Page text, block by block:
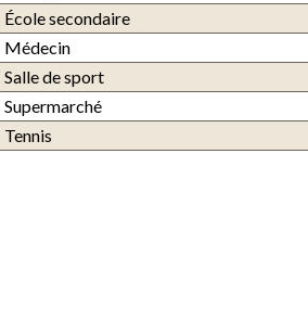
École secondaire
Médecin
Salle de sport
Supermarché
Tennis